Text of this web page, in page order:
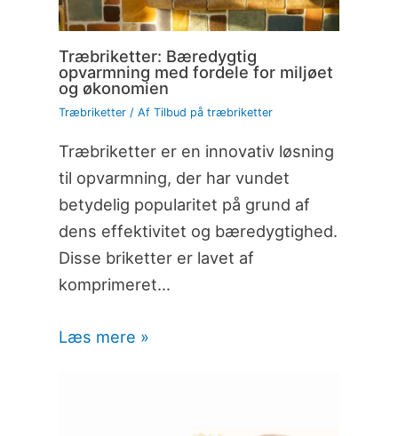
Træbriketter: Bæredygtig
opvarmning med fordele for miljøet
og økonomien
Træbriketter/ Af Tilbud på træbriketter
Træbriketter er en innovativ løsning
til opvarmning, der har vundet
betydelig popularitet på grund af
dens effektivitet og bæredygtighed.
Disse briketter er lavet af
komprimeret…
Læs mere »